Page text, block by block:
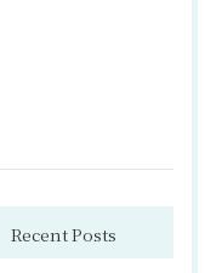
Recent Posts